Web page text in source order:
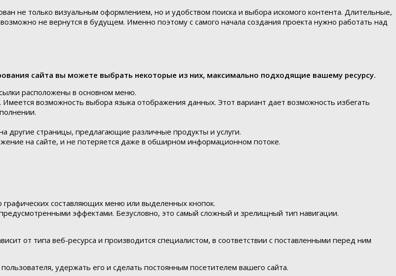
не только визуальным оформлением, но и удобством поиска и выбора искомого контента. Длительные,
не вернутся в будущем. Именно поэтому с самого начала создания проекта нужно работать над
сайта вы можете выбрать некоторые из них, максимально подходящие вашему ресурсу.
расположены в основном меню.
возможность выбора языка отображения данных. Этот вариант дает возможность избегать
другие страницы, предлагающие различные продукты и услуги.
на сайте, и не потеряется даже в обширном информационном потоке.
составляющих меню или выделенных кнопок.
эффектами. Безусловно, это самый сложный и зрелищный тип навигации.
от типа веб-ресурса и производится специалистом, в соответствии с поставленными перед ним
удержать его и сделать постоянным посетителем вашего сайта.